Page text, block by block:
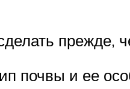
прежде,
почвы и ее